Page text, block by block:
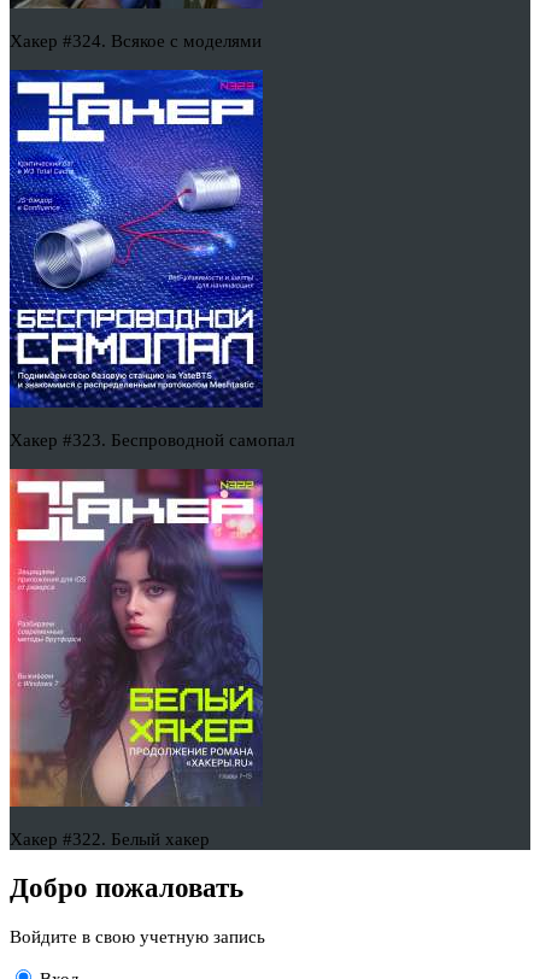
Хакер #324. Всякое с моделями
Хакер #323. Беспроводной самопал
Хакер #322. Белый хакер
Добро пожаловать
Войдите в свою учетную запись